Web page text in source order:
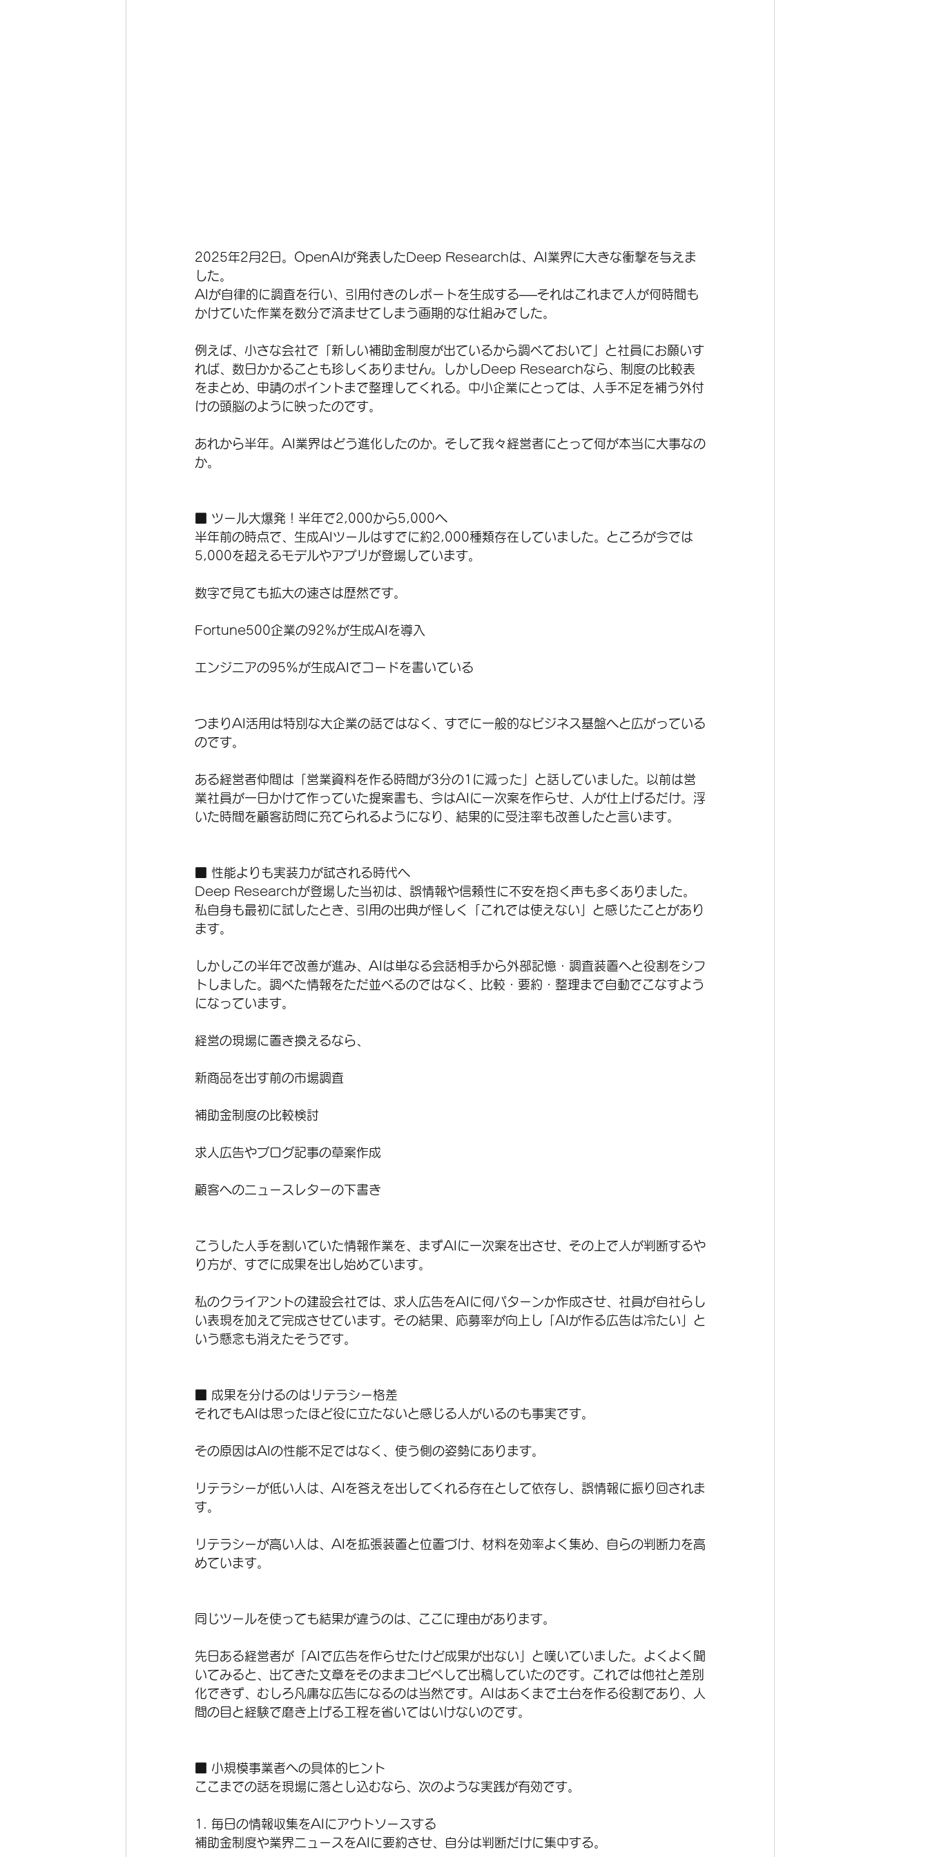
2025年2月2日。OpenAIが発表したDeep Researchは、AI業界に大きな衝撃を与えま
した。
AIが自律的に調査を行い、引用付きのレポートを生成する──それはこれまで人が何時間も
かけていた作業を数分で済ませてしまう画期的な仕組みでした。
例えば、小さな会社で「新しい補助金制度が出ているから調べておいて」と社員にお願いす
れば、数日かかることも珍しくありません。しかしDeep Researchなら、制度の比較表
をまとめ、申請のポイントまで整理してくれる。中小企業にとっては、人手不足を補う外付
けの頭脳のように映ったのです。
あれから半年。AI業界はどう進化したのか。そして我々経営者にとって何が本当に大事なの
か。
■ ツール大爆発！半年で2,000から5,000へ
半年前の時点で、生成AIツールはすでに約2,000種類存在していました。ところが今では
5,000を超えるモデルやアプリが登場しています。
数字で見ても拡大の速さは歴然です。
Fortune500企業の92％が生成AIを導入
エンジニアの95％が生成AIでコードを書いている
つまりAI活用は特別な大企業の話ではなく、すでに一般的なビジネス基盤へと広がっている
のです。
ある経営者仲間は「営業資料を作る時間が3分の1に減った」と話していました。以前は営
業社員が一日かけて作っていた提案書も、今はAIに一次案を作らせ、人が仕上げるだけ。浮
いた時間を顧客訪問に充てられるようになり、結果的に受注率も改善したと言います。
■ 性能よりも実装力が試される時代へ
Deep Researchが登場した当初は、誤情報や信頼性に不安を抱く声も多くありました。
私自身も最初に試したとき、引用の出典が怪しく「これでは使えない」と感じたことがあり
ます。
しかしこの半年で改善が進み、AIは単なる会話相手から外部記憶・調査装置へと役割をシフ
トしました。調べた情報をただ並べるのではなく、比較・要約・整理まで自動でこなすよう
になっています。
経営の現場に置き換えるなら、
新商品を出す前の市場調査
補助金制度の比較検討
求人広告やブログ記事の草案作成
顧客へのニュースレターの下書き
こうした人手を割いていた情報作業を、まずAIに一次案を出させ、その上で人が判断するや
り方が、すでに成果を出し始めています。
私のクライアントの建設会社では、求人広告をAIに何パターンか作成させ、社員が自社らし
い表現を加えて完成させています。その結果、応募率が向上し「AIが作る広告は冷たい」と
いう懸念も消えたそうです。
■ 成果を分けるのはリテラシー格差
それでもAIは思ったほど役に立たないと感じる人がいるのも事実です。
その原因はAIの性能不足ではなく、使う側の姿勢にあります。
リテラシーが低い人は、AIを答えを出してくれる存在として依存し、誤情報に振り回されま
す。
リテラシーが高い人は、AIを拡張装置と位置づけ、材料を効率よく集め、自らの判断力を高
めています。
同じツールを使っても結果が違うのは、ここに理由があります。
先日ある経営者が「AIで広告を作らせたけど成果が出ない」と嘆いていました。よくよく聞
いてみると、出てきた文章をそのままコピペして出稿していたのです。これでは他社と差別
化できず、むしろ凡庸な広告になるのは当然です。AIはあくまで土台を作る役割であり、人
間の目と経験で磨き上げる工程を省いてはいけないのです。
■ 小規模事業者への具体的ヒント
ここまでの話を現場に落とし込むなら、次のような実践が有効です。
1. 毎日の情報収集をAIにアウトソースする
補助金制度や業界ニュースをAIに要約させ、自分は判断だけに集中する。